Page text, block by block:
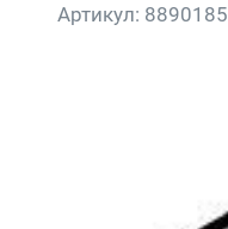
Артикул: 8890185